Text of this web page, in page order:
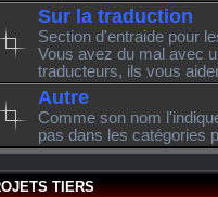
Sur la traduction
Section d'entraide pour
Vous avez du mal avec
traducteurs, ils vous
Autre
Comme son nom
pas dans les catégories
TIERS